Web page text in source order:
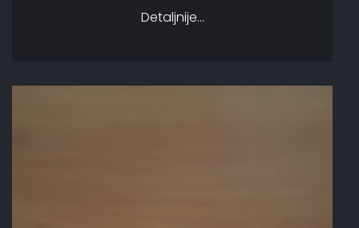
Detaljnije...